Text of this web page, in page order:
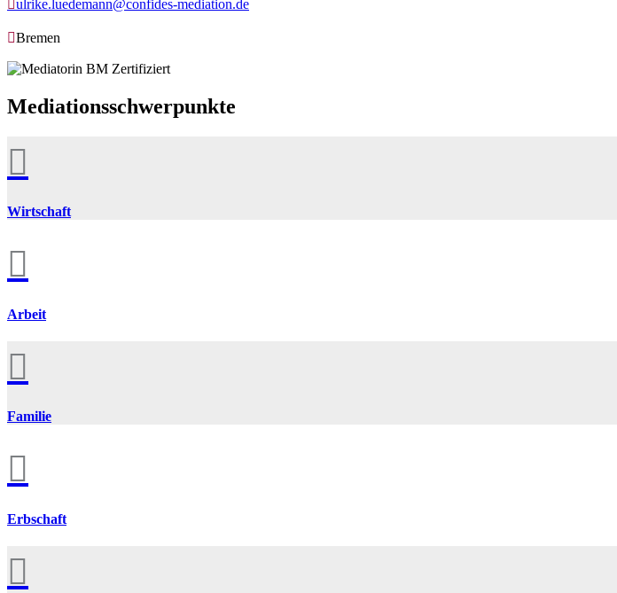
ulrike.luedemann@confides-mediation.de
Bremen
Mediationsschwerpunkte

Wirtschaft

Arbeit

Familie

Erbschaft
